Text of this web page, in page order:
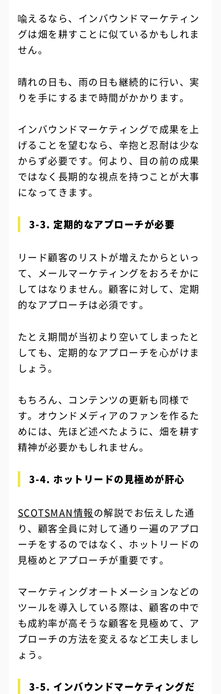
喩えるなら、インバウンドマーケティン
グは畑を耕すことに似ているかもしれま
せん。
晴れの日も、雨の日も継続的に行い、実
りを手にするまで時間がかかります。
インバウンドマーケティングで成果を上
げることを望むなら、辛抱と忍耐は少な
からず必要です。何より、目の前の成果
ではなく長期的な視点を持つことが大事
になってきます。
3-3. 定期的なアプローチが必要
リード顧客のリストが増えたからといっ
て、メールマーケティングをおろそかに
してはなりません。顧客に対して、定期
的なアプローチは必須です。
たとえ期間が当初より空いてしまったと
しても、定期的なアプローチを心がけま
しょう。
もちろん、コンテンツの更新も同様で
す。オウンドメディアのファンを作るた
めには、先ほど述べたように、畑を耕す
精神が必要かもしれません。
3-4. ホットリードの見極めが肝心
SCOTSMAN情報の解説でお伝えした通
り、顧客全員に対して通り一遍のアプロ
ーチをするのではなく、ホットリードの
見極めとアプローチが重要です。
マーケティングオートメーションなどの
ツールを導入している際は、顧客の中で
も成約率が高そうな顧客を見極めて、ア
プローチの方法を変えるなど工夫しまし
ょう。
3-5. インバウンドマーケティングだ